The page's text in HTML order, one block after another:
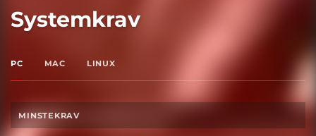
Systemkrav
PC MAC LINUX
MINSTEKRAV